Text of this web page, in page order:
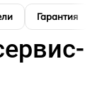
Гарантия